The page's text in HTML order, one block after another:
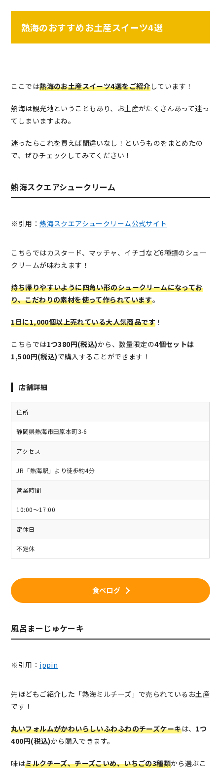
熱海のおすすめお土産スイーツ4選
ここでは熱海のお土産スイーツ4選をご紹介しています！
熱海は観光地ということもあり、お土産がたくさんあって迷っ
てしまいますよね。
迷ったらこれを買えば間違いなし！というものをまとめたの
で、ぜひチェックしてみてください！
熱海スクエアシュークリーム
※引用：熱海スクエアシュークリーム公式サイト
こちらではカスタード、マッチャ、イチゴなど6種類のシュー
クリームが味わえます！
持ち帰りやすいように四角い形のシュークリームになってお
り、こだわりの素材を使って作られています。
1日に1,000個以上売れている大人気商品です ！
こちらでは1つ380円(税込)から、数量限定の4個セットは
1,500円(税込)で購入することができます！
店舗詳細
住所
静岡県熱海市田原本町3-6
アクセス
JR「熱海駅」より徒歩約4分
営業時間
10:00～17:00
定休日
不定休
食べログ
風呂まーじゅケーキ
※引用： ippin
先ほどもご紹介した「熱海ミルチーズ」で売られているお土産
です！
丸いフォルムがかわいらしいふわふわのチーズケーキは、 1つ
400円(税込)から購入できます。
味はミルクチーズ、チーズこいめ、いちごの3種類から選ぶこ